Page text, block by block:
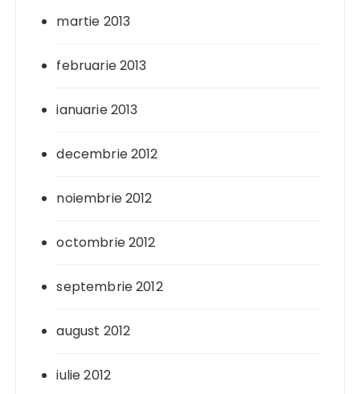
martie 2013
februarie 2013
ianuarie 2013
decembrie 2012
noiembrie 2012
octombrie 2012
septembrie 2012
august 2012
iulie 2012